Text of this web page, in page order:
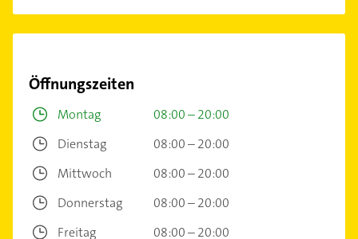
Öffnungszeiten
Montag
08:00 – 20:00
Dienstag
08:00 – 20:00
Mittwoch
08:00 – 20:00
Donnerstag
08:00 – 20:00
Freitag
08:00 – 20:00